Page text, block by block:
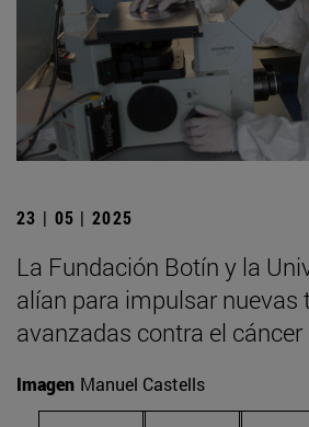
23 | 05 | 2025
La Fundación Botín y la
alían para impulsar nuevas
avanzadas contra el cáncer
Imagen Manuel Castells